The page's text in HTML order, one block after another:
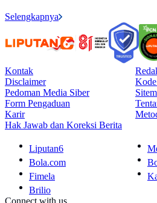
Selengkapnya
Kontak
Disclaimer
Pedoman Media Siber
Form Pengaduan
Karir
Hak Jawab dan Koreksi Berita
Liputan6
Bola.com
Fimela
Brilio
Connect with us